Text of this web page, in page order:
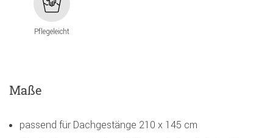
Pflegeleicht
Maße
passend für Dachgestänge 210 x 145 cm